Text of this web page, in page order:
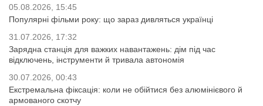
05.08.2026, 15:45
Популярні фільми року: що зараз дивляться українці
31.07.2026, 17:32
Зарядна станція для важких навантажень: дім під час
відключень, інструменти й тривала автономія
30.07.2026, 00:43
Екстремальна фіксація: коли не обійтися без алюмінієвого й
армованого скотчу